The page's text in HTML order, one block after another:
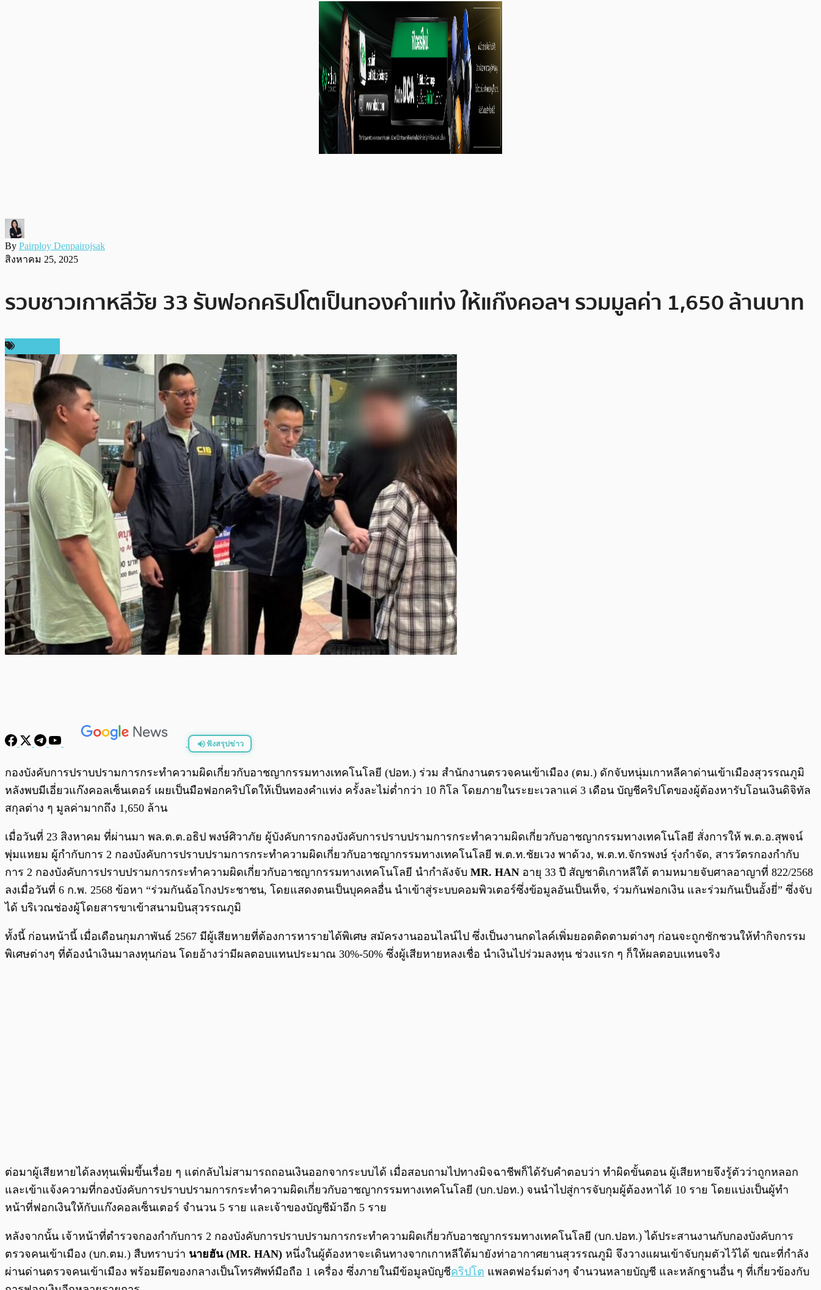
By Pairploy Denpairojsak
สิงหาคม 25, 2025
รวบชาวเกาหลีวัย 33 รับฟอกคริปโตเป็นทองคำแท่ง ให้แก๊งคอลฯ รวมมูลค่า 1,650 ล้านบาท
ฟังสรุปข่าว
พร้อมเล่น 0:00
กองบังคับการปราบปรามการกระทำความผิดเกี่ยวกับอาชญากรรมทางเทคโนโลยี (ปอท.) ร่วม สำนักงานตรวจคนเข้าเมือง (ตม.) ดักจับหนุ่มเกาหลีคาด่านเข้าเมืองสุวรรณภูมิ
หลังพบมีเอี่ยวแก๊งคอลเซ็นเตอร์ เผยเป็นมือฟอกคริปโตให้เป็นทองคำแท่ง ครั้งละไม่ต่ำกว่า 10 กิโล โดยภายในระยะเวลาแค่ 3 เดือน บัญชีคริปโตของผู้ต้องหารับโอนเงินดิจิทัล
สกุลต่าง ๆ มูลค่ามากถึง 1,650 ล้าน
เมื่อวันที่ 23 สิงหาคม ที่ผ่านมา พล.ต.ต.อธิป พงษ์ศิวาภัย ผู้บังคับการกองบังคับการปราบปรามการกระทำความผิดเกี่ยวกับอาชญากรรมทางเทคโนโลยี สั่งการให้ พ.ต.อ.สุพจน์
พุ่มแหยม ผู้กำกับการ 2 กองบังคับการปราบปรามการกระทำความผิดเกี่ยวกับอาชญากรรมทางเทคโนโลยี พ.ต.ท.ชัยเวง พาด้วง, พ.ต.ท.จักรพงษ์ รุ่งกำจัด, สารวัตรกองกำกับ
การ 2 กองบังคับการปราบปรามการกระทำความผิดเกี่ยวกับอาชญากรรมทางเทคโนโลยี นำกำลังจับ MR. HAN อายุ 33 ปี สัญชาติเกาหลีใต้ ตามหมายจับศาลอาญาที่ 822/2568
ลงเมื่อวันที่ 6 ก.พ. 2568 ข้อหา “ร่วมกันฉ้อโกงประชาชน, โดยแสดงตนเป็นบุคคลอื่น นำเข้าสู่ระบบคอมพิวเตอร์ซึ่งข้อมูลอันเป็นเท็จ, ร่วมกันฟอกเงิน และร่วมกันเป็นอั้งยี่” ซึ่งจับ
ได้ บริเวณช่องผู้โดยสารขาเข้าสนามบินสุวรรณภูมิ
ทั้งนี้ ก่อนหน้านี้ เมื่อเดือนกุมภาพันธ์ 2567 มีผู้เสียหายที่ต้องการหารายได้พิเศษ สมัครงานออนไลน์ไป ซึ่งเป็นงานกดไลค์เพิ่มยอดติดตามต่างๆ ก่อนจะถูกชักชวนให้ทำกิจกรรม
พิเศษต่างๆ ที่ต้องนำเงินมาลงทุนก่อน โดยอ้างว่ามีผลตอบแทนประมาณ 30%-50% ซึ่งผู้เสียหายหลงเชื่อ นำเงินไปร่วมลงทุน ช่วงแรก ๆ ก็ให้ผลตอบแทนจริง
ต่อมาผู้เสียหายได้ลงทุนเพิ่มขึ้นเรื่อย ๆ แต่กลับไม่สามารถถอนเงินออกจากระบบได้ เมื่อสอบถามไปทางมิจฉาชีพก็ได้รับคำตอบว่า ทำผิดขั้นตอน ผู้เสียหายจึงรู้ตัวว่าถูกหลอก
และเข้าแจ้งความที่กองบังคับการปราบปรามการกระทำความผิดเกี่ยวกับอาชญากรรมทางเทคโนโลยี (บก.ปอท.) จนนำไปสู่การจับกุมผู้ต้องหาได้ 10 ราย โดยแบ่งเป็นผู้ทำ
หน้าที่ฟอกเงินให้กับแก๊งคอลเซ็นเตอร์ จำนวน 5 ราย และเจ้าของบัญชีม้าอีก 5 ราย
หลังจากนั้น เจ้าหน้าที่ตำรวจกองกำกับการ 2 กองบังคับการปราบปรามการกระทำความผิดเกี่ยวกับอาชญากรรมทางเทคโนโลยี (บก.ปอท.) ได้ประสานงานกับกองบังคับการ
ตรวจคนเข้าเมือง (บก.ตม.) สืบทราบว่า นายฮัน (MR. HAN) หนึ่งในผู้ต้องหาจะเดินทางจากเกาหลีใต้มายังท่าอากาศยานสุวรรณภูมิ จึงวางแผนเข้าจับกุมตัวไว้ได้ ขณะที่กำลัง
ผ่านด่านตรวจคนเข้าเมือง พร้อมยึดของกลางเป็นโทรศัพท์มือถือ 1 เครื่อง ซึ่งภายในมีข้อมูลบัญชีคริปโต แพลตฟอร์มต่างๆ จำนวนหลายบัญชี และหลักฐานอื่น ๆ ที่เกี่ยวข้องกับ